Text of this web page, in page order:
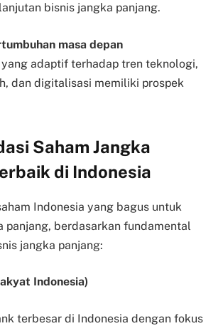
bisnis jangka panjang.
masa depan
yang adaptif terhadap tren teknologi,
dan digitalisasi memiliki prospek
Saham Jangka
di Indonesia
Indonesia yang bagus untuk
panjang, berdasarkan fundamental
jangka panjang:
Indonesia)
terbesar di Indonesia dengan fokus